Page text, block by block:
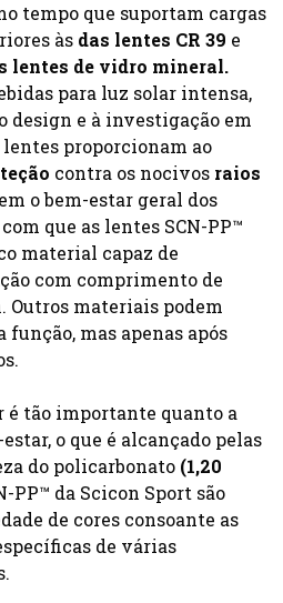
tempo que suportam cargas
às das lentes CR 39 e
lentes de vidro mineral.
para luz solar intensa,
design e à investigação em
proporcionam ao
contra os nocivos raios
o bem-estar geral dos
que as lentes SCN-PP™
material capaz de
com comprimento de
Outros materiais podem
função, mas apenas após
é tão importante quanto a
o que é alcançado pelas
do policarbonato (1,20
PP™ da Scicon Sport são
de cores consoante as
de várias